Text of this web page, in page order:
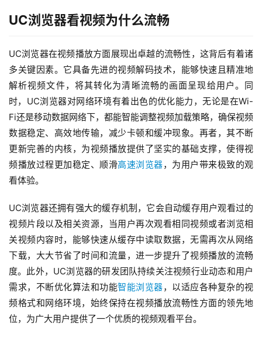
UC浏览器看视频为什么流畅
UC浏览器在视频播放方面展现出卓越的流畅性，这背后有着诸
多关键因素。它具备先进的视频解码技术，能够快速且精准地
解析视频文件，将其转化为清晰流畅的画面呈现给用户。同
时，UC浏览器对网络环境有着出色的优化能力，无论是在Wi-
Fi还是移动数据网络下，都能智能调整视频加载策略，确保视频
数据稳定、高效地传输，减少卡顿和缓冲现象。再者，其不断
更新完善的内核，为视频播放提供了坚实的基础支撑，使得视
频播放过程更加稳定、顺滑高速浏览器，为用户带来极致的观
看体验。
UC浏览器还拥有强大的缓存机制，它会自动缓存用户观看过的
视频片段以及相关资源，当用户再次观看相同视频或者浏览相
关视频内容时，能够快速从缓存中读取数据，无需再次从网络
下载，大大节省了时间和流量，进一步提升了视频播放的流畅
度。此外，UC浏览器的研发团队持续关注视频行业动态和用户
需求，不断优化算法和功能智能浏览器，以适应各种复杂的视
频格式和网络环境，始终保持在视频播放流畅性方面的领先地
位，为广大用户提供了一个优质的视频观看平台。